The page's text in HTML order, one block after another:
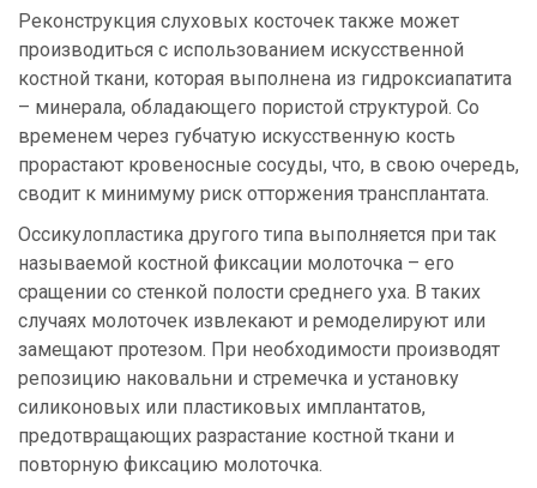
Реконструкция слуховых косточек также может
производиться с использованием искусственной
костной ткани, которая выполнена из гидроксиапатита
– минерала, обладающего пористой структурой. Со
временем через губчатую искусственную кость
прорастают кровеносные сосуды, что, в свою очередь,
сводит к минимуму риск отторжения трансплантата.
Оссикулопластика другого типа выполняется при так
называемой костной фиксации молоточка – его
сращении со стенкой полости среднего уха. В таких
случаях молоточек извлекают и ремоделируют или
замещают протезом. При необходимости производят
репозицию наковальни и стремечка и установку
силиконовых или пластиковых имплантатов,
предотвращающих разрастание костной ткани и
повторную фиксацию молоточка.